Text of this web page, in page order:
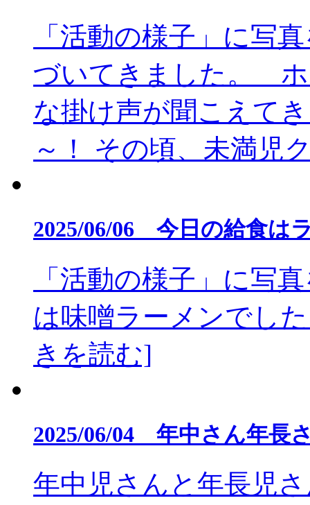
「活動の様子」に写
づいてきました。 ホ
な掛け声が聞こえて
～！ その頃、未満児
2025/06/06 今日の給食
「活動の様子」に写
は味噌ラーメンでし
きを読む]
2025/06/04 年中さん年
年中児さんと年長児